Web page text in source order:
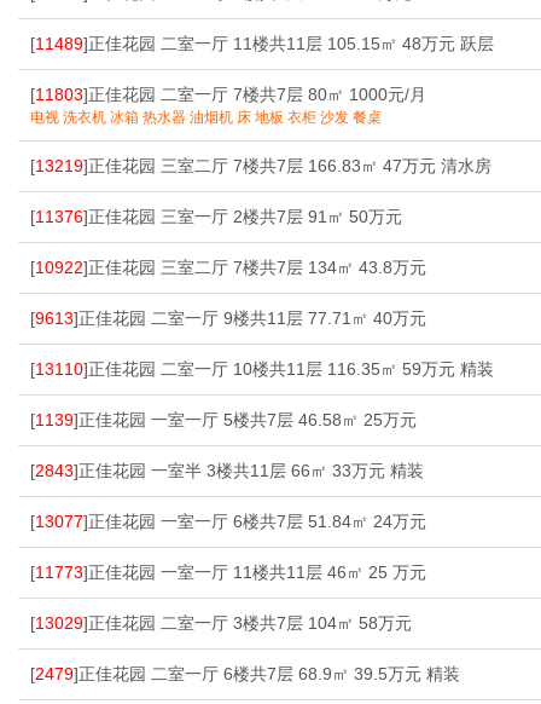
[11489]正佳花园 二室一厅 11楼共11层 105.15㎡ 48万元 跃层
[11803]正佳花园 二室一厅 7楼共7层 80㎡ 1000元/月
电视 洗衣机 冰箱 热水器 油烟机 床 地板 衣柜 沙发 餐桌
[13219]正佳花园 三室二厅 7楼共7层 166.83㎡ 47万元 清水房
[11376]正佳花园 三室一厅 2楼共7层 91㎡ 50万元
[10922]正佳花园 三室二厅 7楼共7层 134㎡ 43.8万元
[9613]正佳花园 二室一厅 9楼共11层 77.71㎡ 40万元
[13110]正佳花园 二室一厅 10楼共11层 116.35㎡ 59万元 精装
[1139]正佳花园 一室一厅 5楼共7层 46.58㎡ 25万元
[2843]正佳花园 一室半 3楼共11层 66㎡ 33万元 精装
[13077]正佳花园 一室一厅 6楼共7层 51.84㎡ 24万元
[11773]正佳花园 一室一厅 11楼共11层 46㎡ 25 万元
[13029]正佳花园 二室一厅 3楼共7层 104㎡ 58万元
[2479]正佳花园 二室一厅 6楼共7层 68.9㎡ 39.5万元 精装